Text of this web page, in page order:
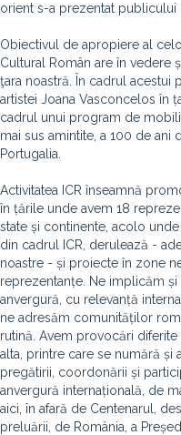
orient s-a prezentat publicului
Obiectivul de apropiere al
Cultural Român are în vedere
ţara noastră. În cadrul acestui
artistei Joana Vasconcelos în
cadrul unui program de
mai sus amintite, a 100 de ani
Portugalia.
Activitatea ICR înseamnă
în țările unde avem 18
state și continente, acolo
din cadrul ICR, derulează -
noastre - și proiecte în zone
reprezentanțe. Ne implicăm
anvergură, cu relevanță
ne adresăm comunităților
rutină. Avem provocări
alta, printre care se numără și
pregătirii, coordonării și
anvergură internațională, de
aici, în afară de Centenarul,
preluării, de România, a